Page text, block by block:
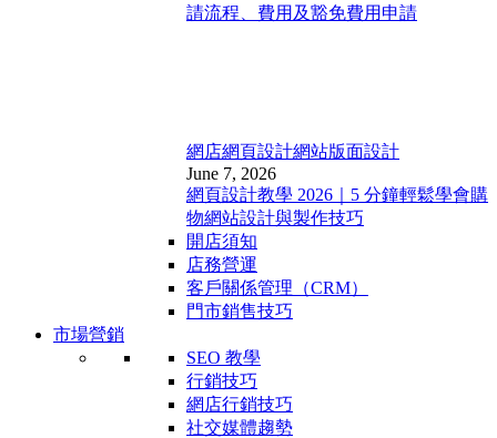
請流程、費用及豁免費用申請
網店網頁設計網站版面設計
June 7, 2026
網頁設計教學 2026｜5 分鐘輕鬆學會購
物網站設計與製作技巧
開店須知
店務營運
客戶關係管理（CRM）
門市銷售技巧
市場營銷
SEO 教學
行銷技巧
網店行銷技巧
社交媒體趨勢